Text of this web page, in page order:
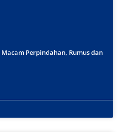
Perpindahan, Rumus dan